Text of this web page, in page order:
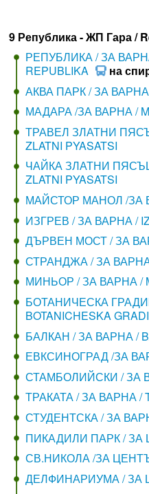
9 Република - ЖП Гара /
РЕПУБЛИКА / ЗА
REPUBLIKA
на
АКВА ПАРК / ЗА ВАРНА
МАДАРА /ЗА ВАРНА /
ТРАВЕЛ ЗЛАТНИ
ZLATNI PYASATSI
ЧАЙКА ЗЛАТНИ
ZLATNI PYASATSI
МАЙСТОР МАНОЛ /ЗА
ИЗГРЕВ / ЗА ВАРНА /
ДЪРВЕН МОСТ / ЗА
СТРАНДЖА / ЗА ВАРНА
МИНЬОР / ЗА ВАРНА /
БОТАНИЧЕСКА
BOTANICHESKA
БАЛКАН / ЗА ВАРНА /
ЕВКСИНОГРАД /ЗА
СТАМБОЛИЙСКИ / ЗА
ТРАКАТА / ЗА ВАРНА /
СТУДЕНТСКА / ЗА
ПИКАДИЛИ ПАРК / ЗА
СВ.НИКОЛА /ЗА
ДЕЛФИНАРИУМА / ЗА